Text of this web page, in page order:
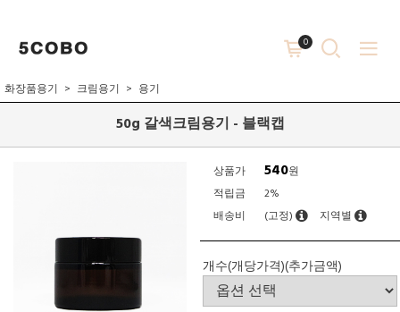
0
화장품용기 크림용기 용기
50g 갈색크림용기 - 블랙캡
상품가 540원
적립금
2%
배송비
(고정) 지역별
개수(개당가격)(추가금액)